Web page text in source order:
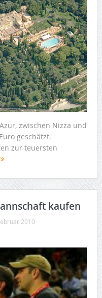
zwischen Nizza und
geschätzt.
zur teuersten
kaufen
2010